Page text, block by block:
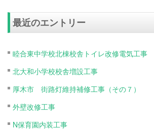
最近のエントリー
睦合東中学校北棟校舎トイレ改修電気工事
北大和小学校校舎増設工事
厚木市 街路灯維持補修工事（その７）
外壁改修工事
N保育園内装工事